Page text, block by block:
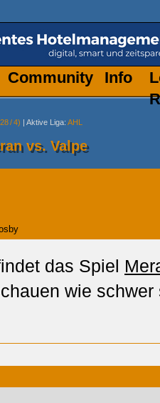
Community
Info
/4) | Aktive Liga: AHL
vs. Valpe
das Spiel
wie